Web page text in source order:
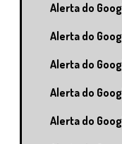
Alerta do
Alerta do
Alerta do
Alerta do
Alerta do